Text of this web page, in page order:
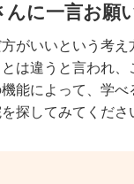
に一言お願
がいいという考
は違うと言われ
能によって、学
探してみてくださ